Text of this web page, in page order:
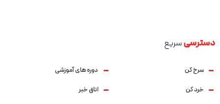
دسترسیسریع
سرخ کن
خرد کن
دوره های آموزشی
اتاق خبر